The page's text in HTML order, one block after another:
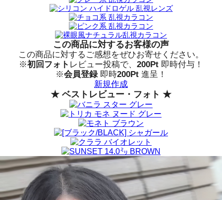
この商品に対するお客様の声
この商品に対するご感想をぜひお寄せください。
※初回フォト レビュー投稿で、 200Pt 即時付与！
※会員登録即時200Pt 進呈！
新規作成
★ ベストレビュー・フォト ★